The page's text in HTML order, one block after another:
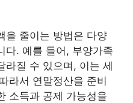
을 줄이는 방법은 다양
다. 예를 들어, 부양가족
라질 수 있으며, 이는 세
라서 연말정산을 준비
소득과 공제 가능성을